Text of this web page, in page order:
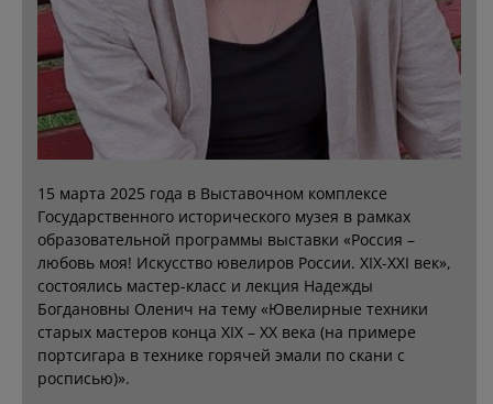
15 марта 2025 года в Выставочном комплексе
Государственного исторического музея в рамках
образовательной программы выставки «Россия –
любовь моя! Искусство ювелиров России. XIX-XXI век»,
состоялись мастер-класс и лекция Надежды
Богдановны Оленич на тему «Ювелирные техники
старых мастеров конца XIX – XX века (на примере
портсигара в технике горячей эмали по скани с
росписью)».